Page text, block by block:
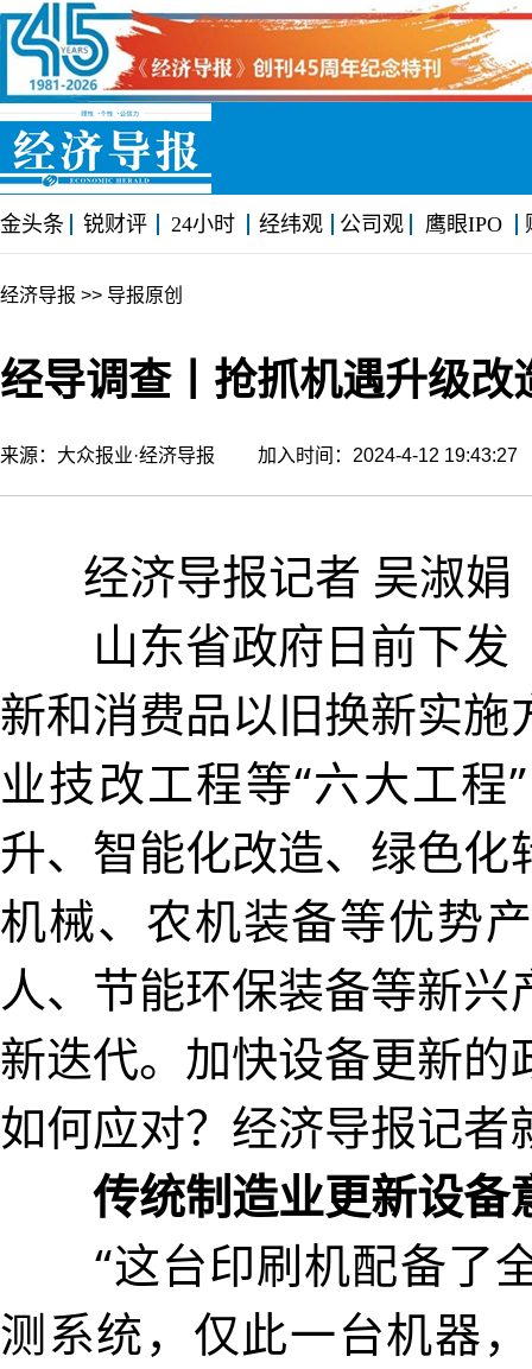
金头条 锐财评 24小时 经纬观 公司观 鹰眼IPO
经济导报 >> 导报原创
经导调查丨抢抓机遇升级
来源：大众报业·经济导报 加入时间：2024-4-12
经济导报记者 吴淑娟
山东省政府日前下发
新和消费品以旧换新实
业技改工程等“六大工
升、智能化改造、绿色
机械、农机装备等优势
人、节能环保装备等新
新迭代。加快设备更新
如何应对？经济导报记
传统制造业更新设备
“这台印刷机配备了
测系统，仅此一台机器